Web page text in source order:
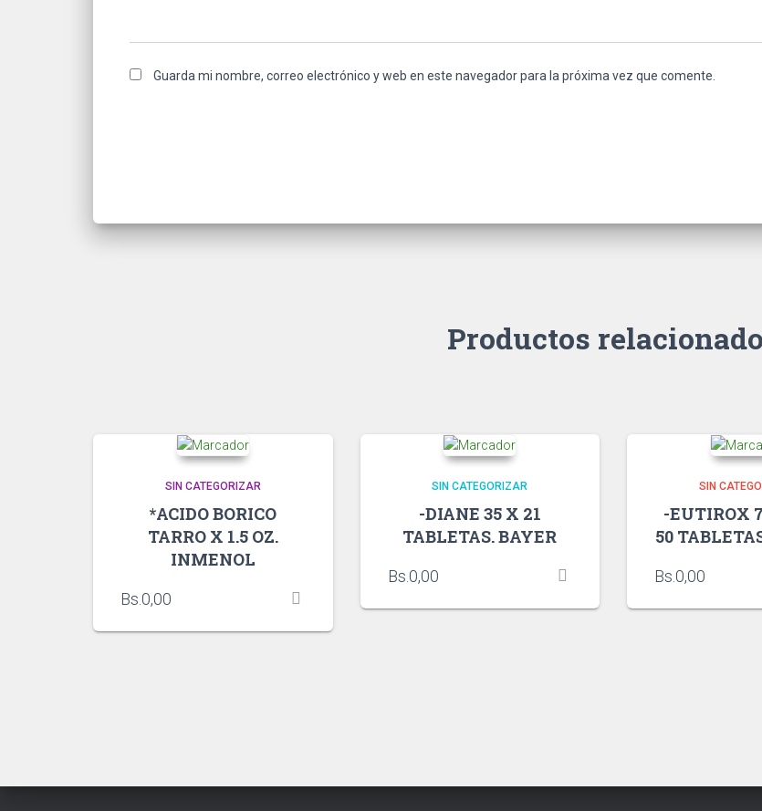
Guarda mi nombre, correo electrónico y web en este navegador para la próxima vez que comente.
Productos
SIN CATEGORIZAR
*ACIDO BORICO
TARRO X 1.5 OZ.
INMENOL
Bs.0,00
SIN CATEGORIZAR
-DIANE 35 X 21
TABLETAS. BAYER
Bs.0,00
SIN
-EUTIROX
50
Bs.0,00